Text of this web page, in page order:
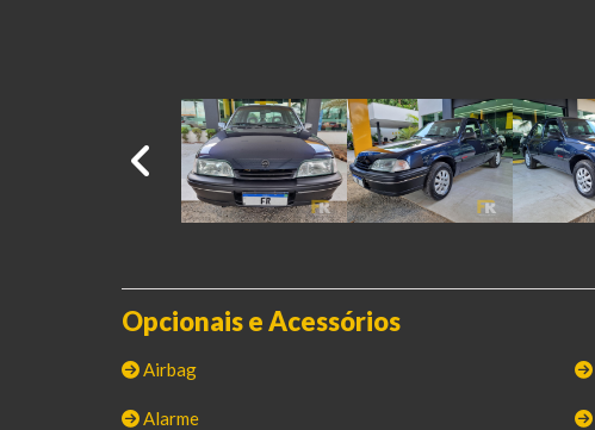
Opcionais e Acessórios
Airbag
Alarme